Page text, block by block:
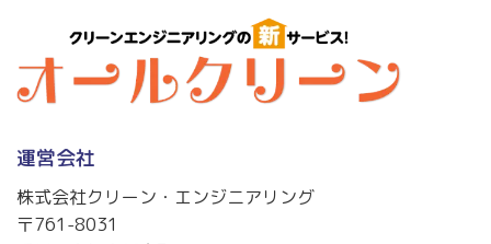
運営会社
株式会社クリーン・エンジニアリング
〒761-8031